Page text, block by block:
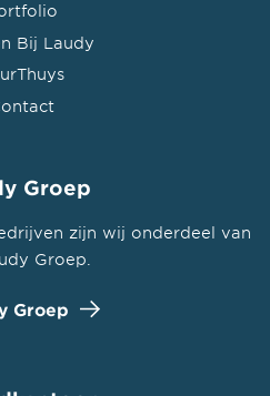
Bij Laudy
Groep
zijn wij onderdeel van
Groep.
Groep